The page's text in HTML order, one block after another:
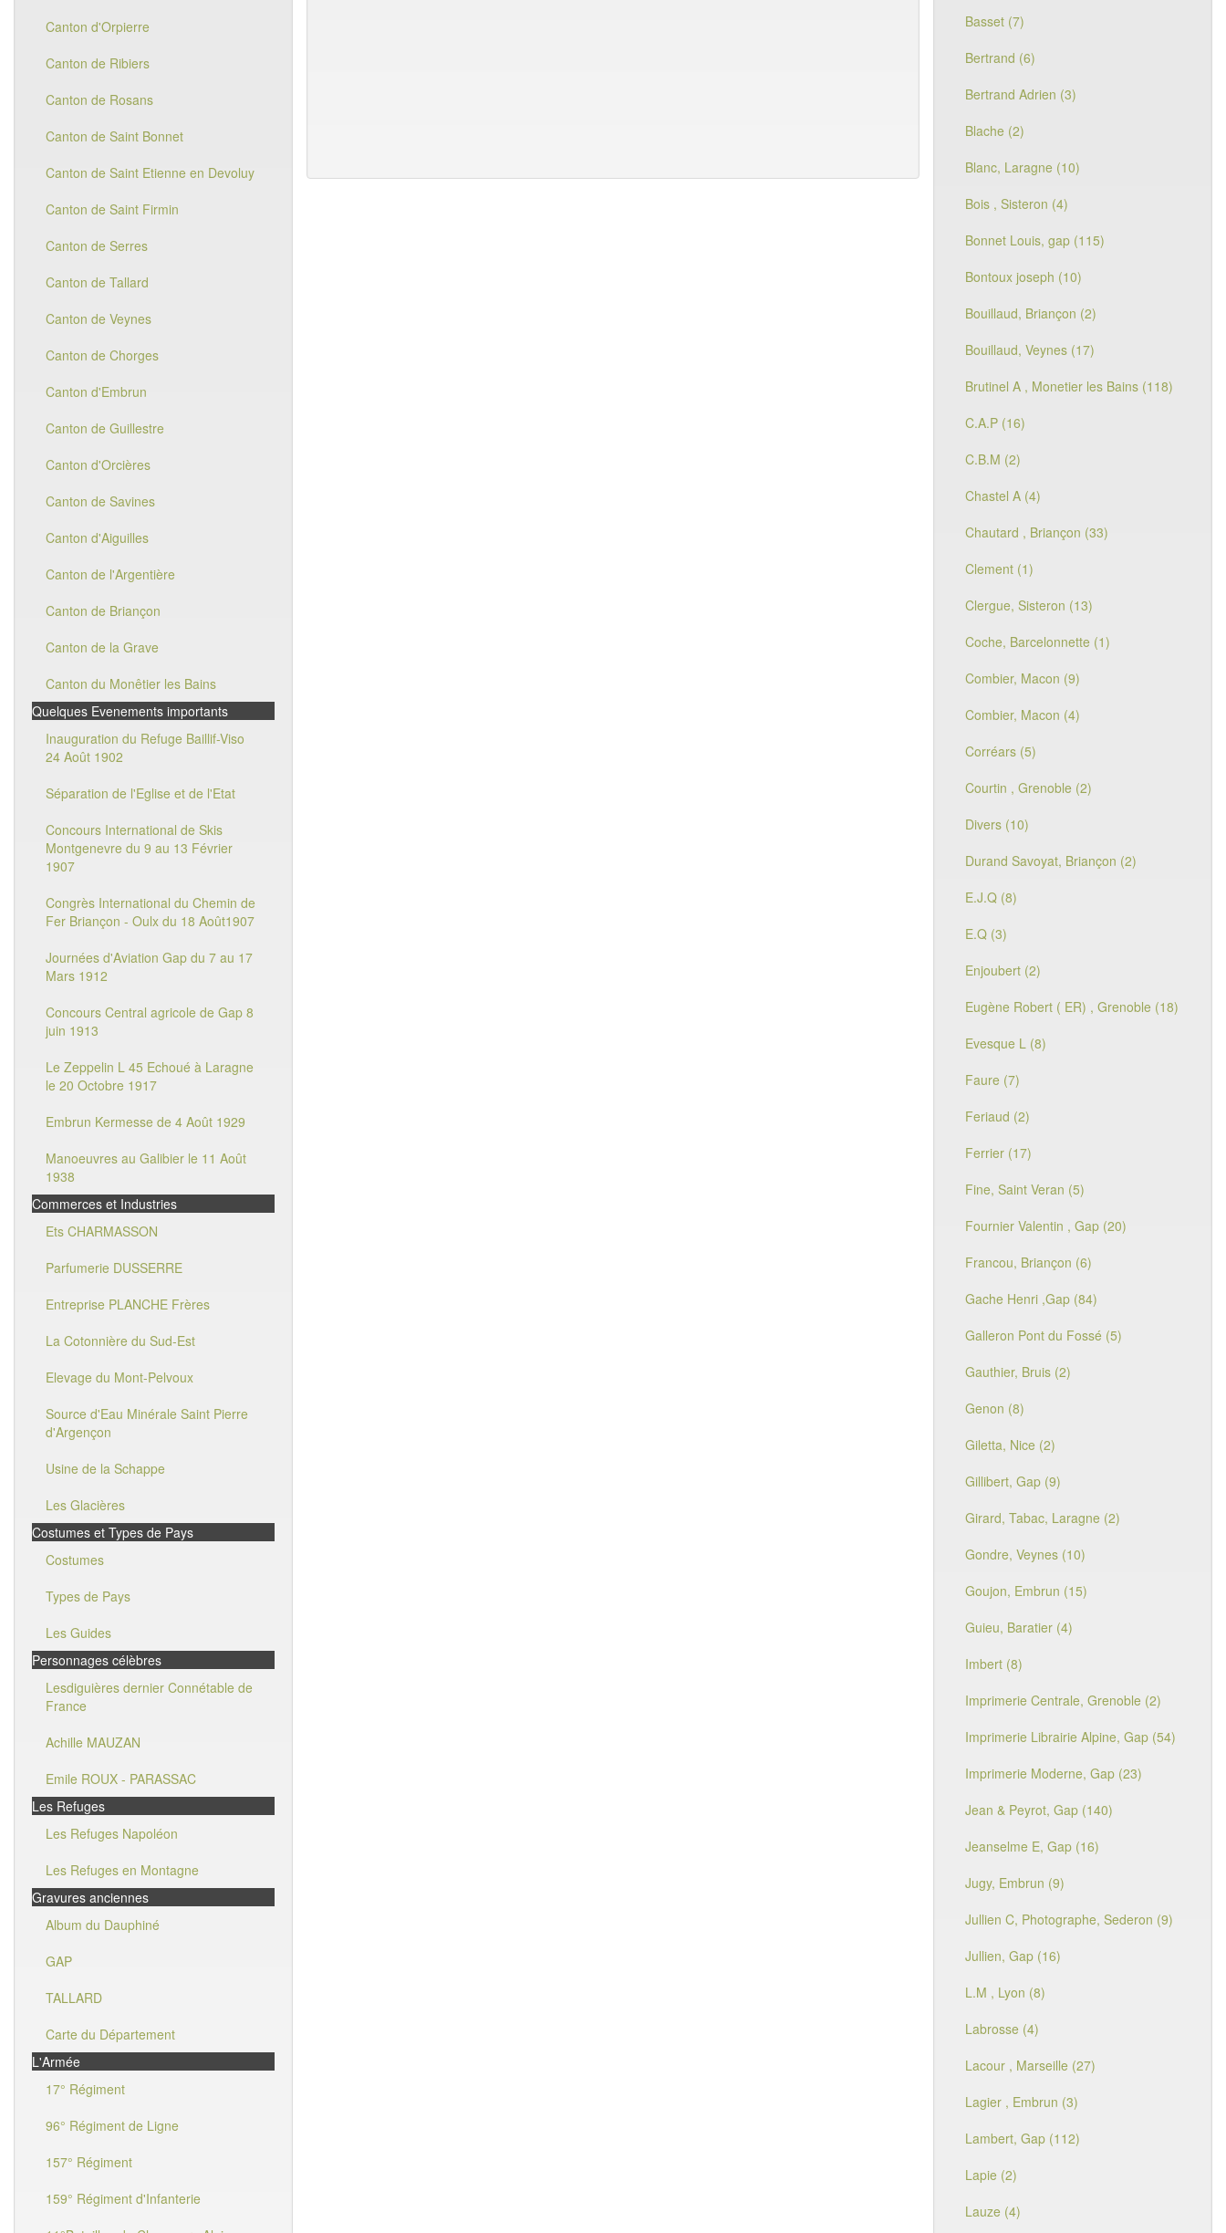
Canton d'Orpierre
Canton de Ribiers
Canton de Rosans
Canton de Saint Bonnet
Canton de Saint Etienne en Devoluy
Canton de Saint Firmin
Canton de Serres
Canton de Tallard
Canton de Veynes
Canton de Chorges
Canton d'Embrun
Canton de Guillestre
Canton d'Orcières
Canton de Savines
Canton d'Aiguilles
Canton de l'Argentière
Canton de Briançon
Canton de la Grave
Canton du Monêtier les Bains
Quelques Evenements importants
Inauguration du Refuge Baillif-Viso
24 Août 1902
Séparation de l'Eglise et de l'Etat
Concours International de Skis
Montgenevre du 9 au 13 Février
1907
Congrès International du Chemin de
Fer Briançon - Oulx du 18 Août1907
Journées d'Aviation Gap du 7 au 17
Mars 1912
Concours Central agricole de Gap 8
juin 1913
Le Zeppelin L 45 Echoué à Laragne
le 20 Octobre 1917
Embrun Kermesse de 4 Août 1929
Manoeuvres au Galibier le 11 Août
1938
Commerces et Industries
Ets CHARMASSON
Parfumerie DUSSERRE
Entreprise PLANCHE Frères
La Cotonnière du Sud-Est
Elevage du Mont-Pelvoux
Source d'Eau Minérale Saint Pierre
d'Argençon
Usine de la Schappe
Les Glacières
Costumes et Types de Pays
Costumes
Types de Pays
Les Guides
Personnages célèbres
Lesdiguières dernier Connétable de
France
Achille MAUZAN
Emile ROUX - PARASSAC
Les Refuges
Les Refuges Napoléon
Les Refuges en Montagne
Gravures anciennes
Album du Dauphiné
GAP
TALLARD
Carte du Département
L'Armée
17° Régiment
96° Régiment de Ligne
157° Régiment
159° Régiment d'Infanterie
Basset (7)
Bertrand (6)
Bertrand Adrien (3)
Blache (2)
Blanc, Laragne (10)
Bois , Sisteron (4)
Bonnet Louis, gap (115)
Bontoux joseph (10)
Bouillaud, Briançon (2)
Bouillaud, Veynes (17)
Brutinel A , Monetier les Bains (118)
C.A.P (16)
C.B.M (2)
Chastel A (4)
Chautard , Briançon (33)
Clement (1)
Clergue, Sisteron (13)
Coche, Barcelonnette (1)
Combier, Macon (9)
Combier, Macon (4)
Corréars (5)
Courtin , Grenoble (2)
Divers (10)
Durand Savoyat, Briançon (2)
E.J.Q (8)
E.Q (3)
Enjoubert (2)
Eugène Robert ( ER) , Grenoble (18)
Evesque L (8)
Faure (7)
Feriaud (2)
Ferrier (17)
Fine, Saint Veran (5)
Fournier Valentin , Gap (20)
Francou, Briançon (6)
Gache Henri ,Gap (84)
Galleron Pont du Fossé (5)
Gauthier, Bruis (2)
Genon (8)
Giletta, Nice (2)
Gillibert, Gap (9)
Girard, Tabac, Laragne (2)
Gondre, Veynes (10)
Goujon, Embrun (15)
Guieu, Baratier (4)
Imbert (8)
Imprimerie Centrale, Grenoble (2)
Imprimerie Librairie Alpine, Gap (54)
Imprimerie Moderne, Gap (23)
Jean & Peyrot, Gap (140)
Jeanselme E, Gap (16)
Jugy, Embrun (9)
Jullien C, Photographe, Sederon (9)
Jullien, Gap (16)
L.M , Lyon (8)
Labrosse (4)
Lacour , Marseille (27)
Lagier , Embrun (3)
Lambert, Gap (112)
Lapie (2)
Lauze (4)